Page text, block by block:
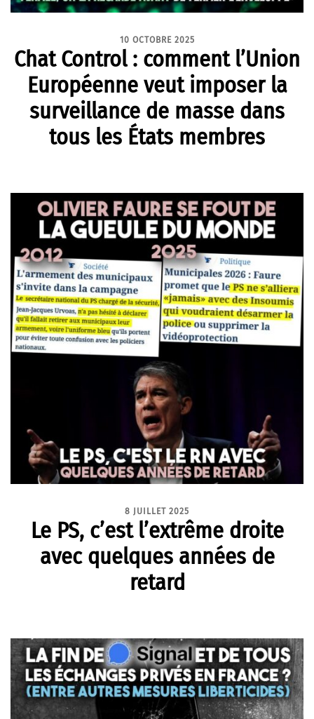
10 OCTOBRE 2025
Chat Control : comment l’Union
Européenne veut imposer la
surveillance de masse dans
tous les États membres
8 JUILLET 2025
Le PS, c’est l’extrême droite
avec quelques années de
retard